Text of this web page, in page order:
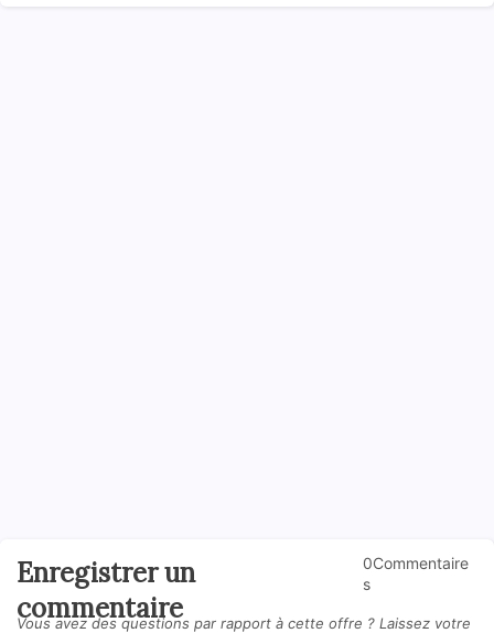
Enregistrer un
commentaire
0Commentaire
s
Vous avez des questions par rapport à cette offre ? Laissez votre